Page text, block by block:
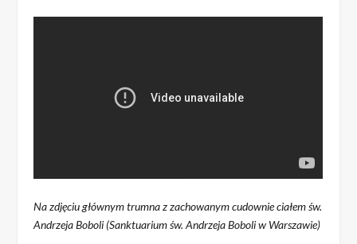
Na zdjęciu głównym trumna z zachowanym cudownie ciałem św.
Andrzeja Boboli (Sanktuarium św. Andrzeja Boboli w Warszawie)